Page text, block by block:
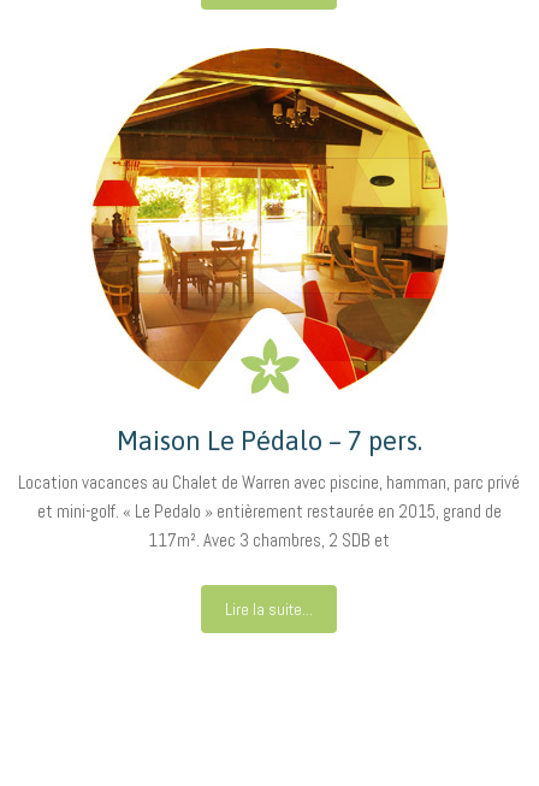
Maison Le Pédalo – 7 pers.
Location vacances au Chalet de Warren avec piscine, hamman, parc privé
et mini-golf. « Le Pedalo » entièrement restaurée en 2015, grand de
117m². Avec 3 chambres, 2 SDB et
Lire la suite...